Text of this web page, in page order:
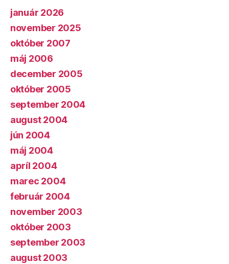
január 2026
november 2025
október 2007
máj 2006
december 2005
október 2005
september 2004
august 2004
jún 2004
máj 2004
apríl 2004
marec 2004
február 2004
november 2003
október 2003
september 2003
august 2003